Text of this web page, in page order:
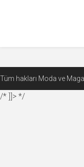
Tüm hakları Moda ve
/* ]]> */